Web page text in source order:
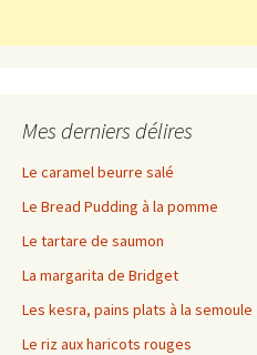
Mes derniers délires
Le caramel beurre salé
Le Bread Pudding à la pomme
Le tartare de saumon
La margarita de Bridget
Les kesra, pains plats à la semoule
Le riz aux haricots rouges